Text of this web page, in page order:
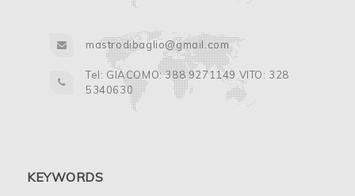
mastrodibaglio@gmail.com
Tel: GIACOMO: 388 9271149 VITO: 328
5340630
KEYWORDS